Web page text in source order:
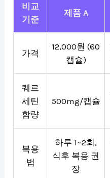
비교
기준
제품 A
가격
12,000원 (60
캡슐)
퀘르
세틴
함량
500mg/캡슐
복용
법
하루 1~2회,
식후 복용 권
장